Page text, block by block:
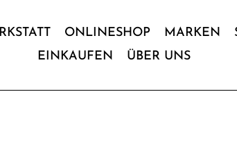
ONLINESHOP MARKEN
EINKAUFEN
ÜBER UNS